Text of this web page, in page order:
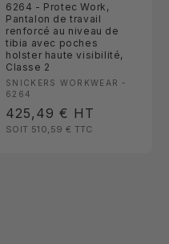
6264 - Protec Work,
Pantalon de travail
renforcé au niveau de
tibia avec poches
holster haute visibilité,
Classe 2
Fournisseur :
SNICKERS WORKWEAR -
6264
Prix
habituel
425,49 € HT
SOIT 510,59 € TTC